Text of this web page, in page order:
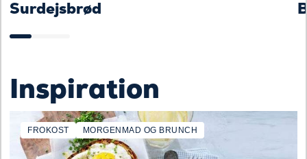
Surdejsbrød
Inspiration
FROKOST MORGENMAD OG BRUNCH